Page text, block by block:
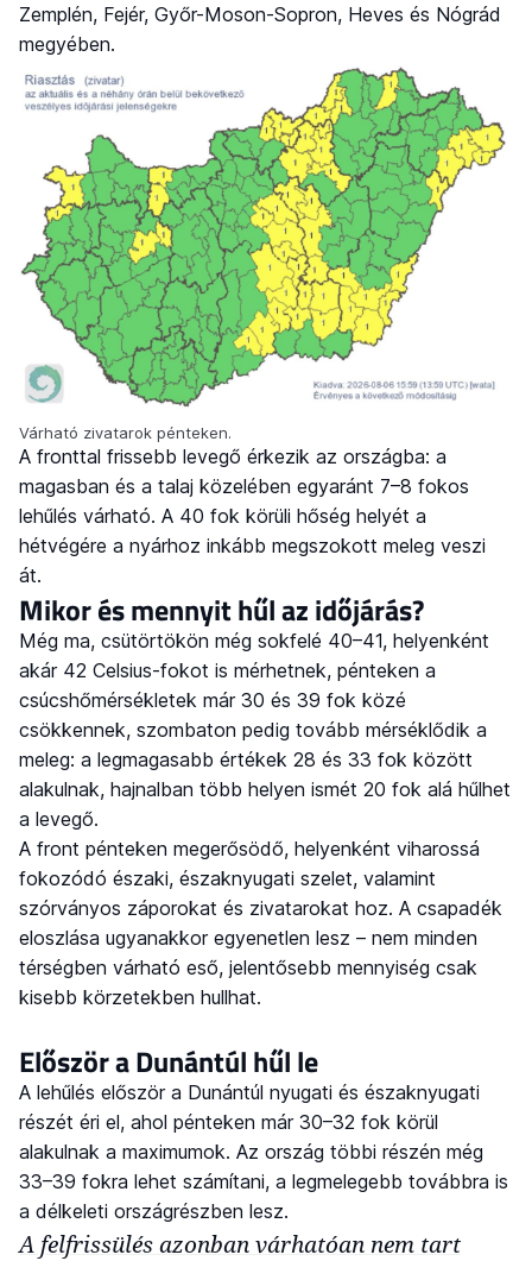
Zemplén, Fejér, Győr-Moson-Sopron, Heves és Nógrád
megyében.
Várható zivatarok pénteken.
A fronttal frissebb levegő érkezik az országba: a
magasban és a talaj közelében egyaránt 7–8 fokos
lehűlés várható. A 40 fok körüli hőség helyét a
hétvégére a nyárhoz inkább megszokott meleg veszi
át.
Mikor és mennyit hűl az időjárás?
Még ma, csütörtökön még sokfelé 40–41, helyenként
akár 42 Celsius-fokot is mérhetnek, pénteken a
csúcshőmérsékletek már 30 és 39 fok közé
csökkennek, szombaton pedig tovább mérséklődik a
meleg: a legmagasabb értékek 28 és 33 fok között
alakulnak, hajnalban több helyen ismét 20 fok alá hűlhet
a levegő.
A front pénteken megerősödő, helyenként viharossá
fokozódó északi, északnyugati szelet, valamint
szórványos záporokat és zivatarokat hoz. A csapadék
eloszlása ugyanakkor egyenetlen lesz – nem minden
térségben várható eső, jelentősebb mennyiség csak
kisebb körzetekben hullhat.
Először a Dunántúl hűl le
A lehűlés először a Dunántúl nyugati és északnyugati
részét éri el, ahol pénteken már 30–32 fok körül
alakulnak a maximumok. Az ország többi részén még
33–39 fokra lehet számítani, a legmelegebb továbbra is
a délkeleti országrészben lesz.
A felfrissülés azonban várhatóan nem tart